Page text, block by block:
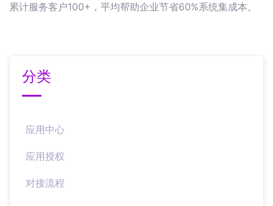
累计服务客户100+，平均帮助企业节省60%系统集成本。
分类
应用中心
应用授权
对接流程